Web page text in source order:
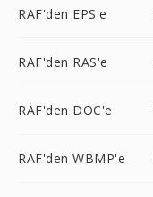
RAF'den EPS'e
RAF'den RAS'e
RAF'den DOC'e
RAF'den WBMP'e